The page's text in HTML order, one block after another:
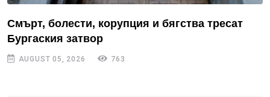
Смърт, болести, корупция и бягства тресат
Бургаския затвор
AUGUST 05, 2026 763